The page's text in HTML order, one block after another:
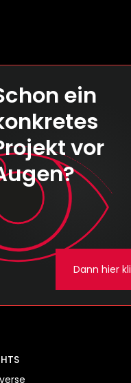
ein
vor
Dann hier